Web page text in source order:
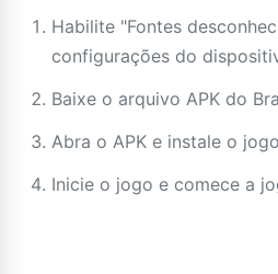
Habilite "Fontes
configurações do
Baixe o arquivo APK do
Abra o APK e instale o
Inicie o jogo e comece a